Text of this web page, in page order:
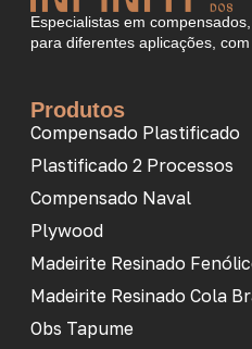
Especialistas em
para diferentes aplicações,
Produtos
Compensado Plastificado
Plastificado 2 Processos
Compensado Naval
Plywood
Madeirite Resinado
Madeirite Resinado Cola
Obs Tapume